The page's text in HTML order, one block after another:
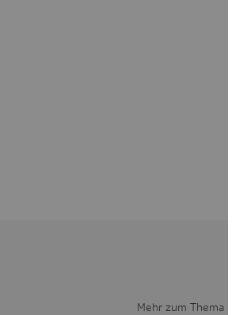
Mehr zum Thema